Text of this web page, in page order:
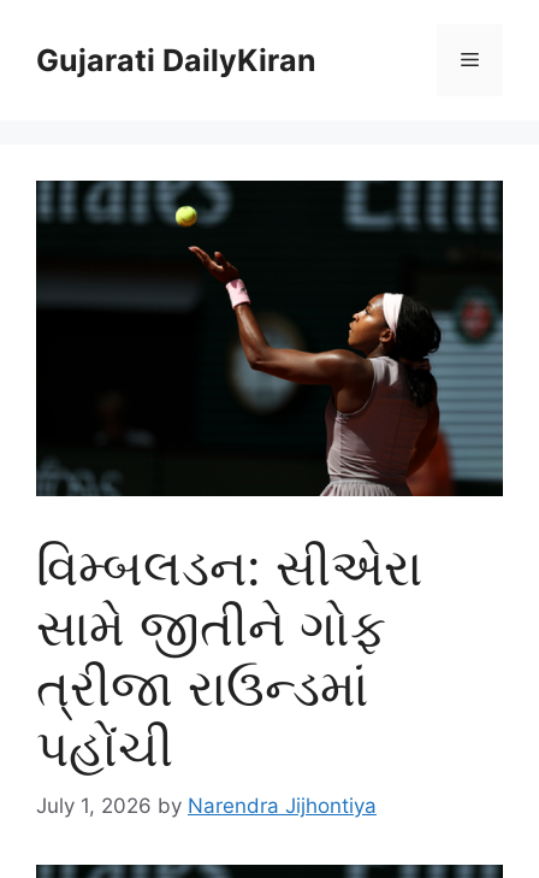
contentGujarati DailyKiran Menu
વિમ્બલડન: સીએરા
સામે જીતીને ગોફ
ત્રીજા રાઉન્ડમાં
પહોંચી
July 1, 2026 by Narendra Jijhontiya